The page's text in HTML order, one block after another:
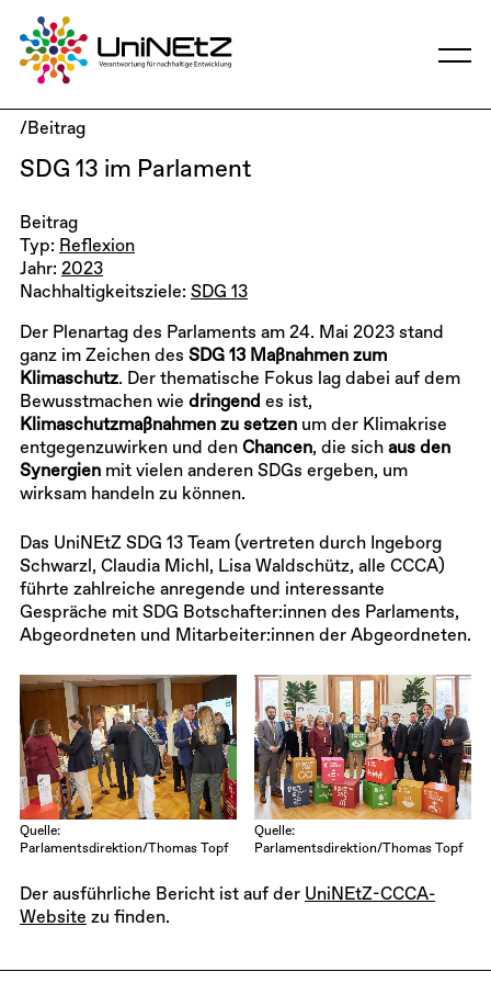
/Beitrag
SDG 13 im Parlament
Beitrag
Typ: Reflexion
Jahr: 2023
Nachhaltigkeitsziele: SDG 13
Der Plenartag des Parlaments am 24. Mai 2023 stand
ganz im Zeichen des SDG 13 Maßnahmen zum
Klimaschutz. Der thematische Fokus lag dabei auf dem
Bewusstmachen wie dringend es ist,
Klimaschutzmaßnahmen zu setzen um der Klimakrise
entgegenzuwirken und den Chancen, die sich aus den
Synergien mit vielen anderen SDGs ergeben, um
wirksam handeln zu können.
Das UniNEtZ SDG 13 Team (vertreten durch Ingeborg
Schwarzl, Claudia Michl, Lisa Waldschütz, alle CCCA)
führte zahlreiche anregende und interessante
Gespräche mit SDG Botschafter:innen des Parlaments,
Abgeordneten und Mitarbeiter:innen der Abgeordneten.
Quelle:
Parlamentsdirektion/Thomas Topf
Quelle:
Parlamentsdirektion/Thomas Topf
Der ausführliche Bericht ist auf der UniNEtZ-CCCA-
Website zu finden.